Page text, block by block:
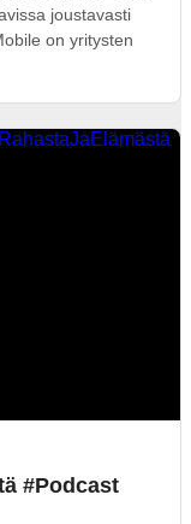
joustavasti
on yritysten
#Podcast